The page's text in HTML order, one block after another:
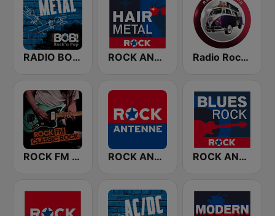
RADIO BOB! Metal ROCK ANTENNE Hair Metal Radio Rock On
ROCK FM CLASSIC ROCK ROCK ANTENNE ROCK ANTENNE Blues Rock